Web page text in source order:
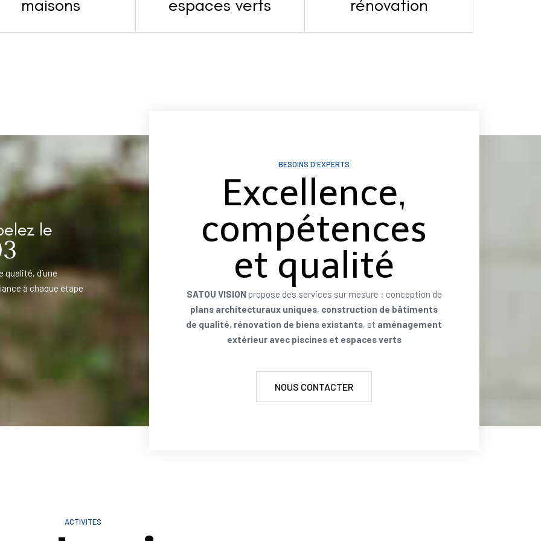
maisons espaces verts rénovation
le
qualité, d’une
à chaque étape
BESOINS D'EXPERTS
Excellence,
compétences
et qualité
SATOU VISION propose des services sur mesure : conception de
plans architecturaux uniques, construction de bâtiments
de qualité, rénovation de biens existants, et aménagement
extérieur avec piscines et espaces verts
NOUS CONTACTER
ACTIVITES